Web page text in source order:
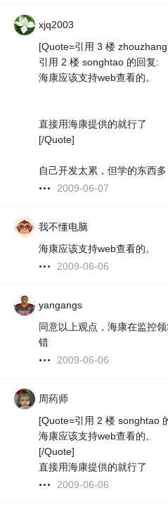
xjq2003
[Quote=引用 3 楼
引用 2 楼 songhtao 的回复:
海康应该支持web查看的。
直接用海康提供的就行了
[/Quote]
自己开发太累，但学的东西多
2009-06-07
我不懂电脑
海康应该支持web查看的。
2009-06-06
yangangs
同意以上观点，海康在监控
错
2009-06-06
周药师
[Quote=引用 2 楼 songhtao
海康应该支持web查看的。
[/Quote]
直接用海康提供的就行了
2009-06-06